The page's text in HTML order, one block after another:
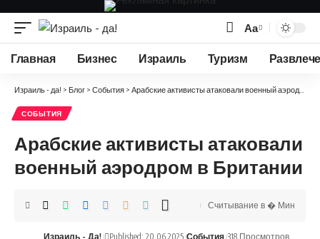
Изменение
размера
Аа
Главная Бизнес Израиль Туризм
Израиль - да! > Блог > События > Арабские активисты атаковали военный аэродром в Британии
СОБЫТИЯ
Арабские активисты атаковали
военный аэродром в Британии
Израиль - Да! Published: 20.06.2025 События 318 Просмотров
Считывание в � Мин